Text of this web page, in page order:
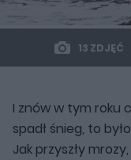
13 ZDJĘĆ
I znów w tym roku
spadł śnieg, to
Jak przyszły